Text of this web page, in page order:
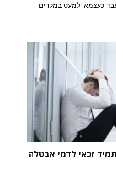
כעצמאי למעט במקרים
זכאי לדמי אבטלה